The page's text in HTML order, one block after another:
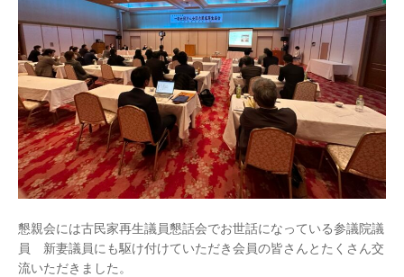
懇親会には古民家再生議員懇話会でお世話になっている参議院議
員 新妻議員にも駆け付けていただき会員の皆さんとたくさん交
流いただきました。